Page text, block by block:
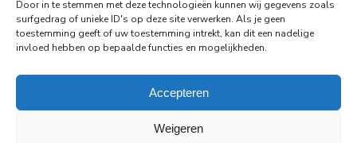
Door in te stemmen met deze technologieën kunnen wij gegevens zoals
surfgedrag of unieke ID's op deze site verwerken. Als je geen
toestemming geeft of uw toestemming intrekt, kan dit een nadelige
invloed hebben op bepaalde functies en mogelijkheden.
Accepteren
Weigeren
Meer info?
Bel ons op:
+31 (0)73-6990940